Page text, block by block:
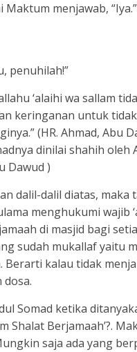
Maktum menjawab,
penuhilah!”
‘alaihi wa sallam
keringanan untuk
(HR. Ahmad, Abu
dinilai shahih oleh
Dawud )
dalil-dalil diatas, maka
menghukumi wajib
di masjid bagi
sudah mukallaf yaitu
Berarti kalau tidak
dosa.
Somad ketika
Shalat Berjamaah’?.
saja ada yang